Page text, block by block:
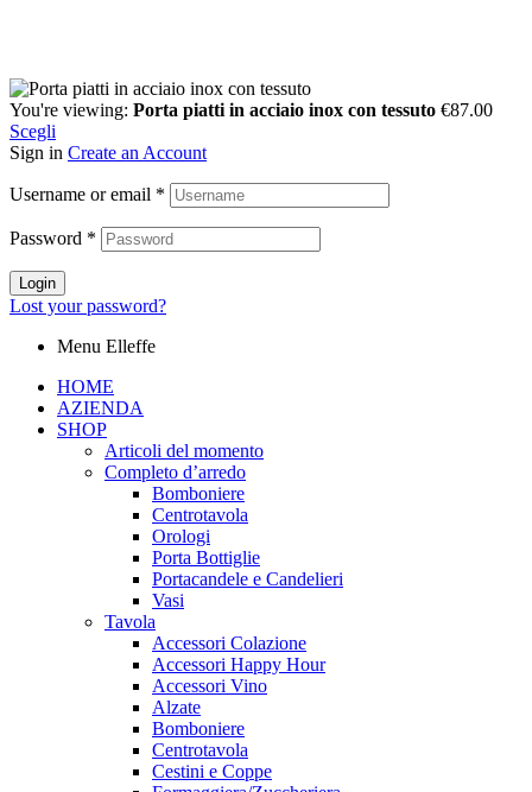
You're viewing: Porta piatti in acciaio inox con tessuto €87.00
Scegli
Sign in Create an Account
Username or email *
Password *
Login
Lost your password?
Menu Elleffe
HOME
AZIENDA
SHOP
Articoli del momento
Completo d’arredo
Bomboniere
Centrotavola
Orologi
Porta Bottiglie
Portacandele e Candelieri
Vasi
Tavola
Accessori Colazione
Accessori Happy Hour
Accessori Vino
Alzate
Bomboniere
Centrotavola
Cestini e Coppe